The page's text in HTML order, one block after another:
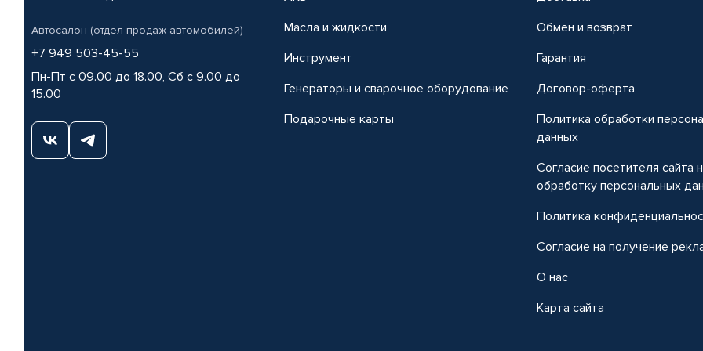
Автосалон (отдел продаж автомобилей)
+7 949 503-45-55
Пн-Пт с 09.00 до 18.00, Сб с 9.00 до
15.00
Масла и жидкости
Инструмент
Генераторы и сварочное оборудование
Подарочные карты
Обмен и возврат
Гарантия
Договор-оферта
Политика обработки
данных
Согласие посетителя сайта
обработку персональных
Политика
Согласие на получение
О нас
Карта сайта